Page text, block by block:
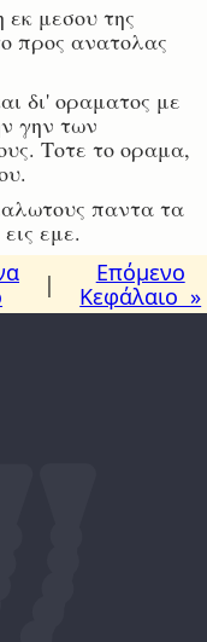
μεσου της
προς ανατολας
δι' οραματος με
γην των
Τοτε το οραμα,
παντα τα
εμε.
|
Επόμενο
Κεφάλαιο »